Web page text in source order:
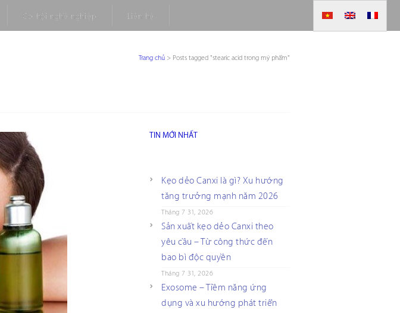
Cơ hội nghề nghiệp Liên hệ
Trang chủ > Posts tagged "stearic acid trong mỹ phẩm"
TIN MỚI NHẤT
Kẹo dẻo Canxi là gì? Xu hướng
tăng trưởng mạnh năm 2026
Tháng 7 31, 2026
Sản xuất kẹo dẻo Canxi theo
yêu cầu – Từ công thức đến
bao bì độc quyền
Tháng 7 31, 2026
Exosome – Tiềm năng ứng
dụng và xu hướng phát triển